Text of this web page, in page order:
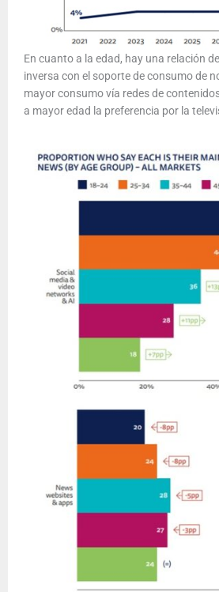
En cuanto a la edad, hay una relación
inversa con el soporte de consumo de
mayor consumo vía redes de
a mayor edad la preferencia por la